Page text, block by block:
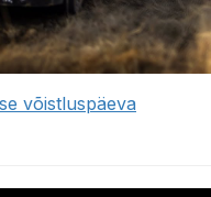
võistluspäeva